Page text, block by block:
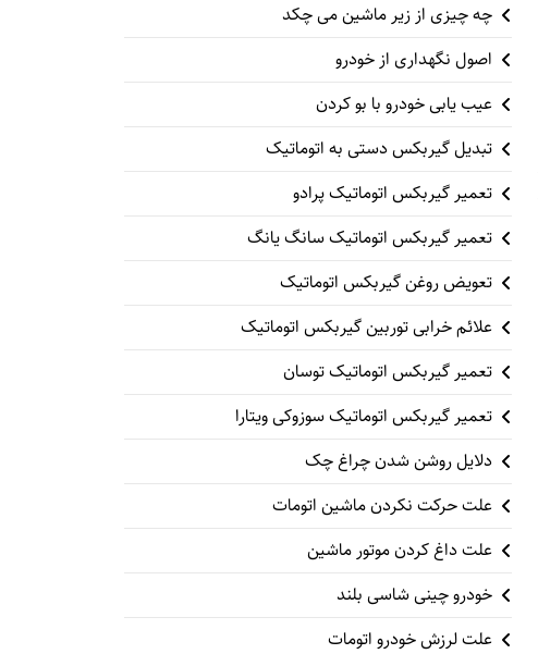
چه چیزی از زیر ماشین می چکد
اصول نگهداری از خودرو
عیب یابی خودرو با بو کردن
تبدیل گیربکس دستی به اتوماتیک
تعمیر گیربکس اتوماتیک پرادو
تعمیر گیربکس اتوماتیک سانگ یانگ
تعویض روغن گیربکس اتوماتیک
علائم خرابی توربین گیربکس اتوماتیک
تعمیر گیربکس اتوماتیک توسان
تعمیر گیربکس اتوماتیک سوزوکی ویتارا
دلایل روشن شدن چراغ چک
علت حرکت نکردن ماشین اتومات
علت داغ کردن موتور ماشین
خودرو چینی شاسی بلند
علت لرزش خودرو اتومات